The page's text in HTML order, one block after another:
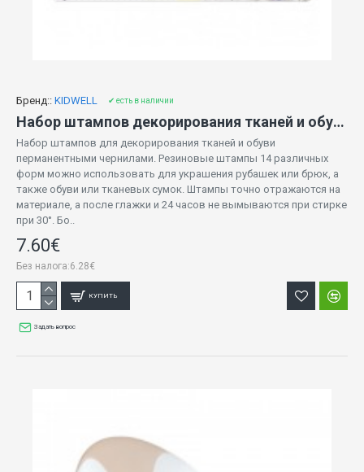
Бренд:: KIDWELL ✔ есть в наличии
Набор штампов декорирования тканей и обуви KIDEA 97241
Набор штампов для декорирования тканей и обуви
перманентными чернилами. Резиновые штампы 14 различных
форм можно использовать для украшения рубашек или брюк, а
также обуви или тканевых сумок. Штампы точно отражаются на
материале, а после глажки и 24 часов не вымываются при стирке
при 30°. Бо..
7.60€
Без налога:6.28€
КУПИТЬ
Задать вопрос